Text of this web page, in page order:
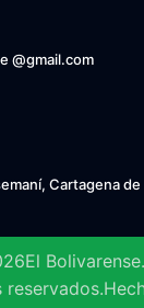
@gmail.com
Cartagena de
El Bolivarense.
reservados.